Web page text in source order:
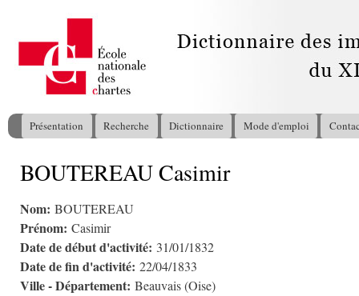
Menu principal
Présentation Recherche Dictionnaire Mode d'emploi
Vous êtes ici
BOUTEREAU Casimir
Nom: BOUTEREAU
Prénom: Casimir
Date de début d'activité: 31/01/1832
Date de fin d'activité: 22/04/1833
Ville - Département: Beauvais (Oise)